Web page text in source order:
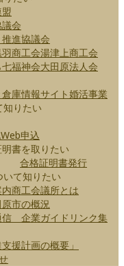
会
進協議会
商工会湯津上商工会
福神会大田原法人会
庫情報サイト婚活事業
知りたい
申込
書を取りたい
合格証明書発行
て知りたい
商工会議所とは
市の概況
信 企業ガイド リンク集
援計画の概要」